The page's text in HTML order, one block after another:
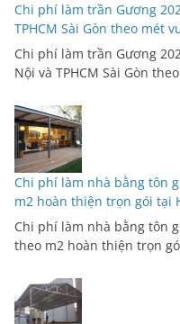
Chi phí làm trần Gương
TPHCM Sài Gòn theo mét
Chi phí làm trần Gương
Nội và TPHCM Sài Gòn
Chi phí làm nhà bằng tôn
m2 hoàn thiện trọn gói tại
Chi phí làm nhà bằng tôn
theo m2 hoàn thiện trọn